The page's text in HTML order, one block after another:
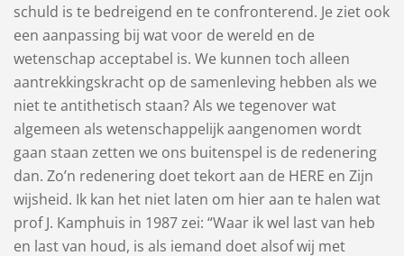
schuld is te bedreigend en te confronterend. Je ziet ook
een aanpassing bij wat voor de wereld en de
wetenschap acceptabel is. We kunnen toch alleen
aantrekkingskracht op de samenleving hebben als we
niet te antithetisch staan? Als we tegenover wat
algemeen als wetenschappelijk aangenomen wordt
gaan staan zetten we ons buitenspel is de redenering
dan. Zo’n redenering doet tekort aan de HERE en Zijn
wijsheid. Ik kan het niet laten om hier aan te halen wat
prof J. Kamphuis in 1987 zei: “Waar ik wel last van heb
en last van houd, is als iemand doet alsof wij met